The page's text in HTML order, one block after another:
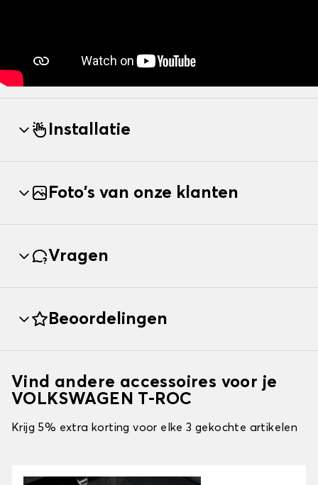
Installatie
Foto's van onze klanten
Vragen
Beoordelingen
Vind andere accessoires voor je
VOLKSWAGEN T-ROC
Krijg 5% extra korting voor elke 3 gekochte artikelen